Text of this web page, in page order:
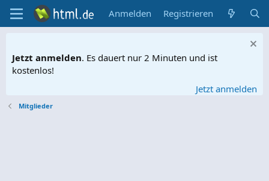
Anmelden Registrieren
Jetzt anmelden. Es dauert nur 2 Minuten und ist
kostenlos!
Jetzt anmelden
Mitglieder